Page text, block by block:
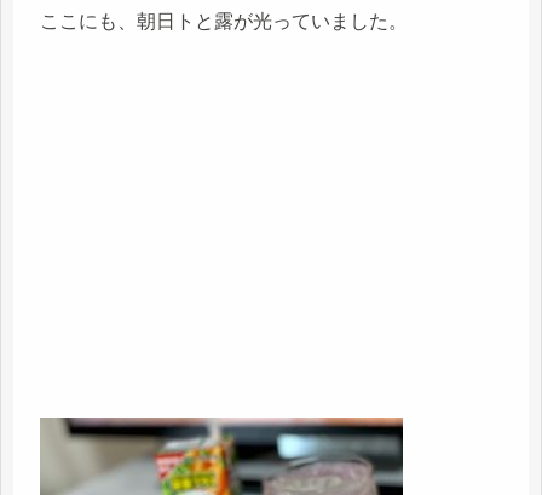
ここにも、朝日トと露が光っていました。